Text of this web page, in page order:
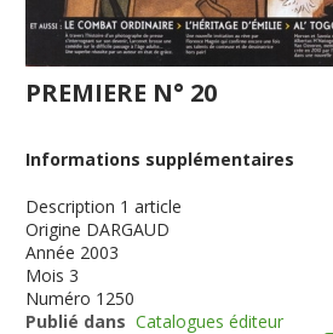
PREMIERE N° 20
Informations supplémentaires
Description 1 article
Origine DARGAUD
Année 2003
Mois 3
Numéro 1250
Publié dans Catalogues éditeur